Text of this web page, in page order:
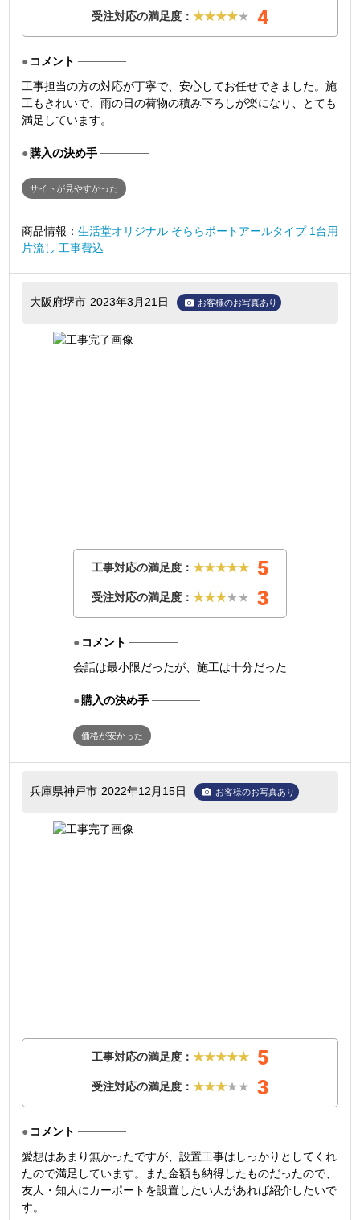
受注対応の満足度： ★★★★★ 4
コメント
工事担当の方の対応が丁寧で、安心してお任せできました。施
工もきれいで、雨の日の荷物の積み下ろしが楽になり、とても
満足しています。
購入の決め手
サイトが見やすかった
商品情報： 生活堂オリジナル そららポートアールタイプ 1台用
片流し 工事費込
大阪府堺市 2023年3月21日 お客様のお写真あり
工事対応の満足度： ★★★★★ 5
受注対応の満足度： ★★★★★ 3
コメント
会話は最小限だったが、施工は十分だった
購入の決め手
価格が安かった
兵庫県神戸市 2022年12月15日 お客様のお写真あり
工事対応の満足度： ★★★★★ 5
受注対応の満足度： ★★★★★ 3
コメント
愛想はあまり無かったですが、設置工事はしっかりとしてくれ
たので満足しています。また金額も納得したものだったので、
友人・知人にカーポートを設置したい人があれば紹介したいで
す。